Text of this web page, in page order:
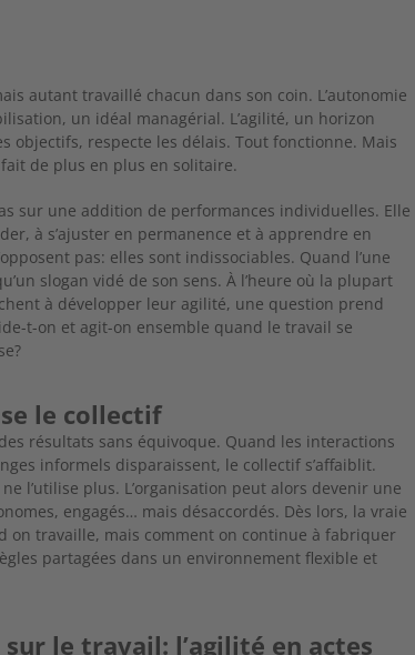
autant travaillé chacun dans son coin. L’autonomie
un idéal managérial. L’agilité, un horizon
objectifs, respecte les délais. Tout fonctionne. Mais
de plus en plus en solitaire.
sur une addition de performances individuelles. Elle
à s’ajuster en permanence et à apprendre en
pas: elles sont indissociables. Quand l’une
slogan vidé de son sens. À l’heure où la plupart
à développer leur agilité, une question prend
t-on et agit-on ensemble quand le travail se
le collectif
résultats sans équivoque. Quand les interactions
informels disparaissent, le collectif s’affaiblit.
l’utilise plus. L’organisation peut alors devenir une
engagés… mais désaccordés. Dès lors, la vraie
ontravaille, mais comment on continue à fabriquer
partagées dans un environnement flexible et
sur le travail: l’agilité en actes